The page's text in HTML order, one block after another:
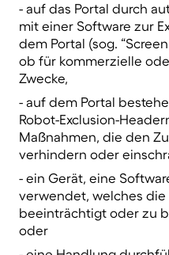
- auf das Portal durch
mit einer Software zur
dem Portal (sog.
ob für kommerzielle
Zwecke,
- auf dem Portal
Robot-Exclusion-
Maßnahmen, die den
verhindern oder
- ein Gerät, eine
verwendet, welches die
beeinträchtigt oder zu
oder